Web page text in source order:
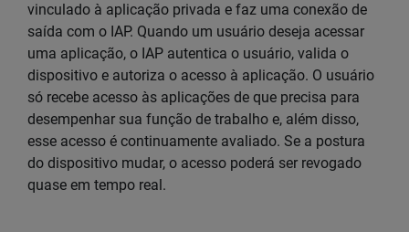
vinculado à aplicação privada e faz uma conexão de
saída com o IAP. Quando um usuário deseja acessar
uma aplicação, o IAP autentica o usuário, valida o
dispositivo e autoriza o acesso à aplicação. O usuário
só recebe acesso às aplicações de que precisa para
desempenhar sua função de trabalho e, além disso,
esse acesso é continuamente avaliado. Se a postura
do dispositivo mudar, o acesso poderá ser revogado
quase em tempo real.